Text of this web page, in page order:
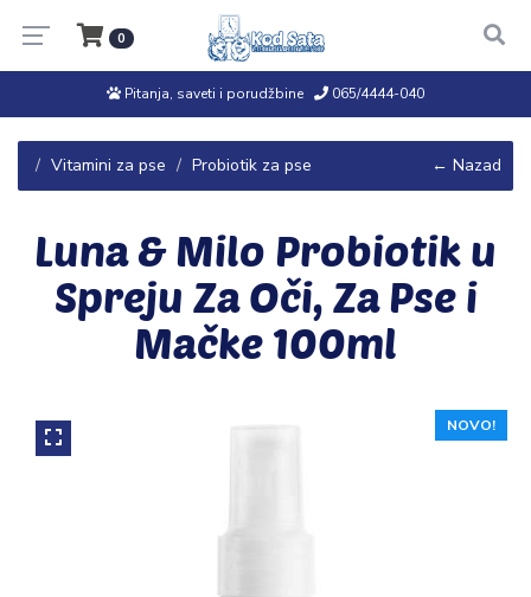
0
Pitanja, saveti i porudžbine 065/4444-040
Vitamini za pse Probiotik za pse ← Nazad
Luna & Milo Probiotik u
Spreju Za Oči, Za Pse i
Mačke 100ml
NOVO!